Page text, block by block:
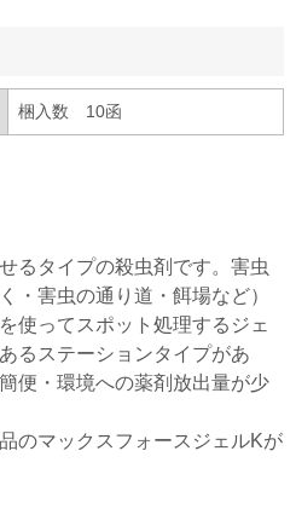
梱入数 10函
るタイプの殺虫剤です。害虫
・害虫の通り道・餌場など）
使ってスポット処理するジェ
るステーションタイプがあ
便・環境への薬剤放出量が少
のマックスフォースジェルKが